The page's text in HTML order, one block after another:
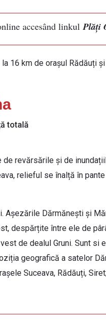
accesând linkul Plăți
16 km de orașul Rădăuți
totală
revărsările și de
relieful se înalță în
Așezările Dărmănești și
despărțite între ele de
de dealul Gruni. Sunt si
geografică a satelor
Suceava, Rădăuți,